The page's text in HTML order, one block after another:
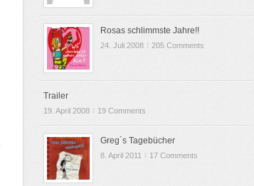
Rosas schlimmste Jahre!!
24. Juli 2008 I 205 Comments
Trailer
19. April 2008 I 19 Comments
Greg´s Tagebücher
8. April 2011 I 17 Comments